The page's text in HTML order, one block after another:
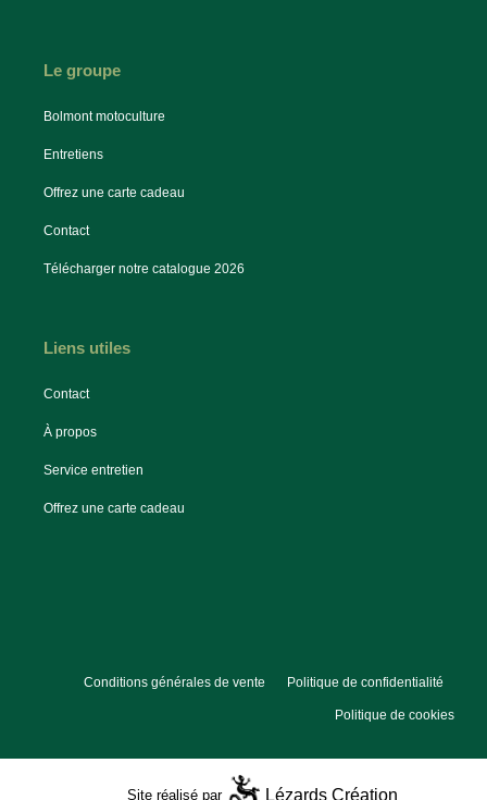
Le groupe
Bolmont motoculture
Entretiens
Offrez une carte cadeau
Contact
Télécharger notre catalogue 2026
Liens utiles
Contact
À propos
Service entretien
Offrez une carte cadeau
Conditions générales de vente Politique de confidentialité
Politique de cookies
Site réalisé par Lézards Création